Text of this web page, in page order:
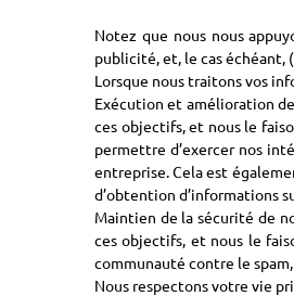
Notez que nous nous
publicité, et, le cas échéant,
Lorsque nous traitons vos
Exécution et amélioration
ces objectifs, et nous le
permettre d’exercer nos
entreprise. Cela est
d’obtention d’informations
Maintien de la sécurité de
ces objectifs, et nous le
communauté contre le
Nous respectons votre vie